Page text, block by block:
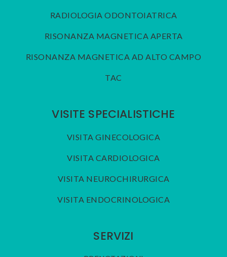
RADIOLOGIA ODONTOIATRICA
RISONANZA MAGNETICA APERTA
RISONANZA MAGNETICA AD ALTO CAMPO
TAC
VISITE SPECIALISTICHE
VISITA GINECOLOGICA
VISITA CARDIOLOGICA
VISITA NEUROCHIRURGICA
VISITA ENDOCRINOLOGICA
SERVIZI